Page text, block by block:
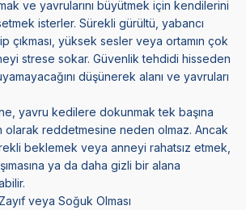
ve yavrularını büyütmek için kendilerini
isterler. Sürekli gürültü, yabancı
çıkması, yüksek sesler veya ortamın çok
strese sokar. Güvenlik tehdidi hisseden
düşünerek alanı ve yavruları
yavru kedilere dokunmak tek başına
olarak reddetmesine neden olmaz. Ancak
beklemek veya anneyi rahatsız etmek,
ya da daha gizli bir alana
veya Soğuk Olması